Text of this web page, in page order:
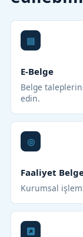
E-Belge
Belge
edin.
Faaliyet
Kurumsal